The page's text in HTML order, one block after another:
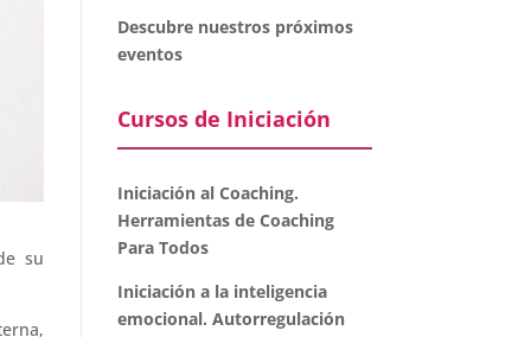
su
Descubre nuestros próximos
eventos
Cursos de Iniciación
Iniciación al Coaching.
Herramientas de Coaching
Para Todos
Iniciación a la inteligencia
emocional. Autorregulación